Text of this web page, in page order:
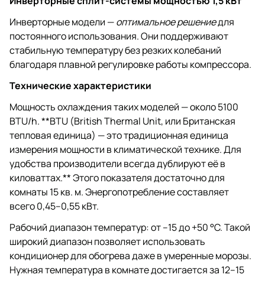
Инверторные модели —оптимальное решениедля
постоянного использования. Они поддерживают
стабильную температуру без резких колебаний
благодаря плавной регулировке работы компрессора.
Технические характеристики
Мощность охлаждения таких моделей — около 5100
BTU/h. **BTU (British Thermal Unit, или Британская
тепловая единица) — это традиционная единица
измерения мощности в климатической технике. Для
удобства производители всегда дублируют её в
киловаттах.** Этого показателя достаточно для
комнаты 15 кв. м. Энергопотребление составляет
всего 0,45–0,55 кВт.
Рабочий диапазон температур: от –15 до +50 °C. Такой
широкий диапазон позволяет использовать
кондиционер для обогрева даже в умеренные морозы.
Нужная температура в комнате достигается за 12–15